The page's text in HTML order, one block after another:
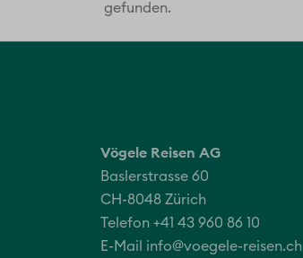
gefunden.
Vögele Reisen AG
Baslerstrasse 60
CH-8048 Zürich
Telefon +41 43 960 86 10
E-Mail info@voegele-reisen.ch